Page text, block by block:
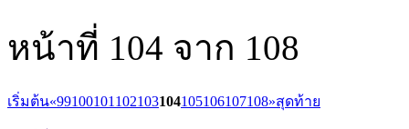
หน้าที่ 104 จาก 108
เริ่มต้น«99100101 102103104105106107108»สุดท้าย